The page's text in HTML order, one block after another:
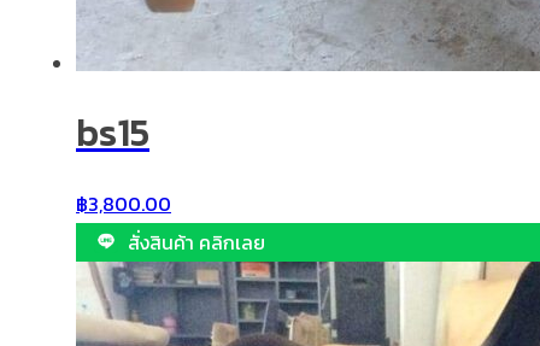
bs15
฿3,800.00
สั่งสินค้า คลิกเลย